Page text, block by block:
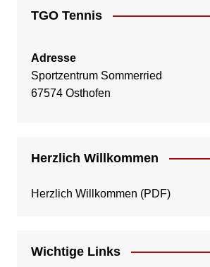
TGO Tennis
Adresse
Sportzentrum Sommerried
67574 Osthofen
Herzlich Willkommen
Herzlich Willkommen (PDF)
Wichtige Links